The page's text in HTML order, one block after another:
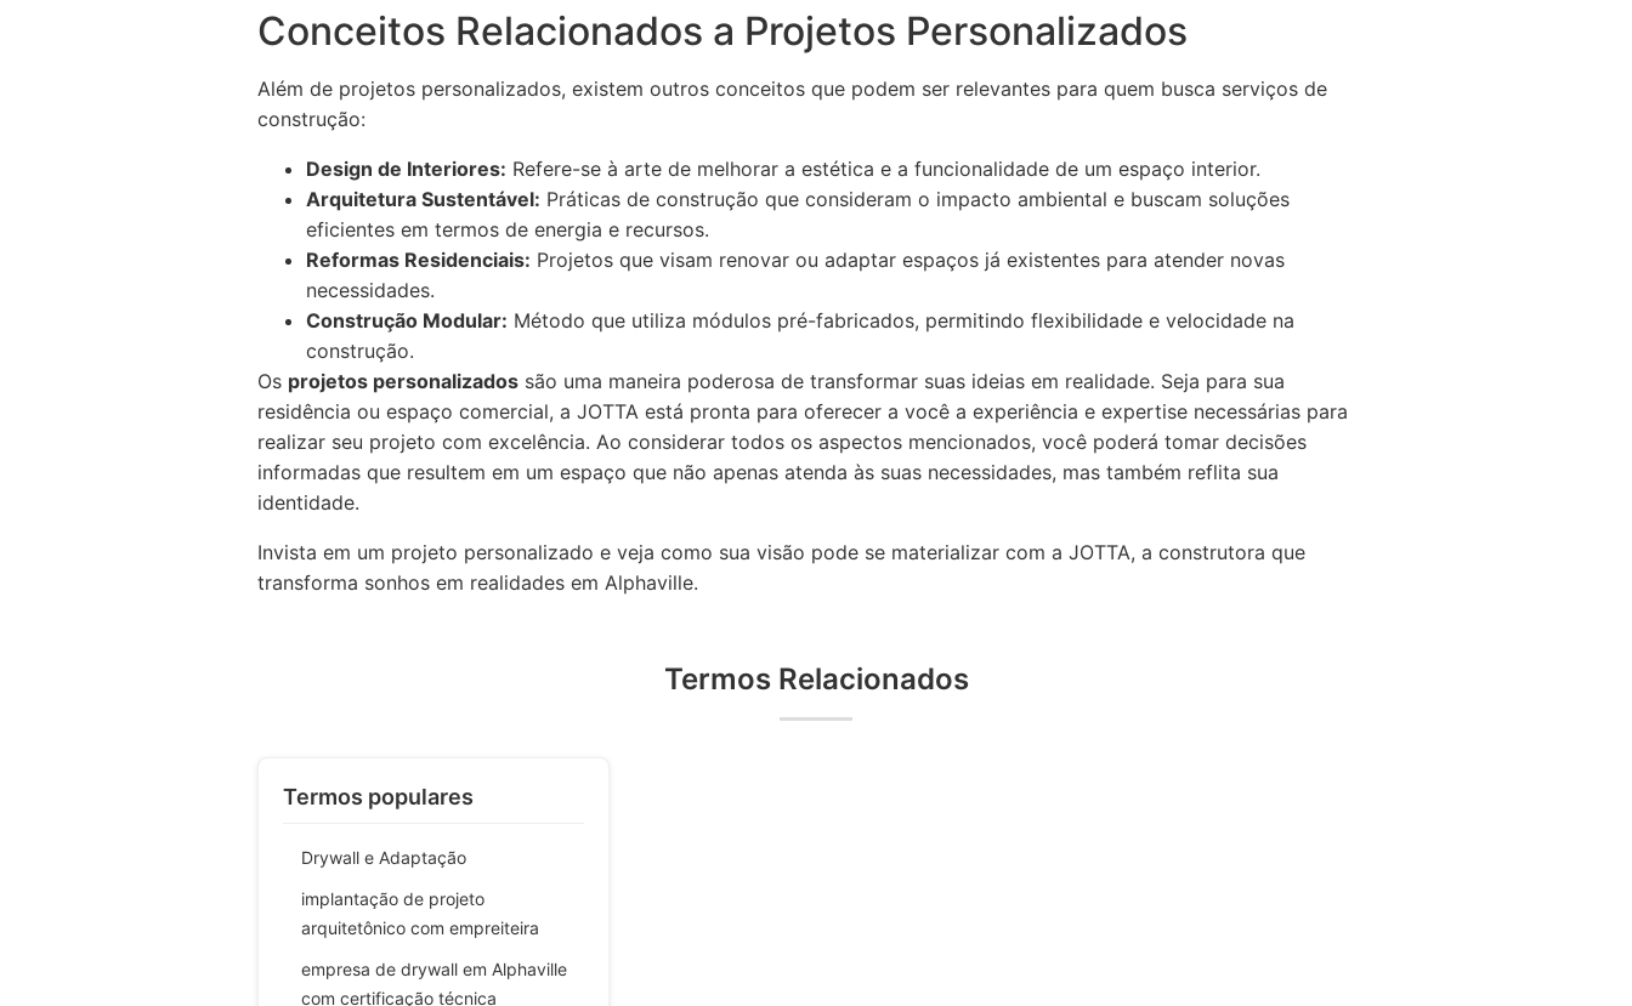
Conceitos Relacionados a Projetos Personalizados
Além de projetos personalizados, existem outros conceitos que podem ser relevantes para quem busca serviços de
construção:
Design de Interiores: Refere-se à arte de melhorar a estética e a funcionalidade de um espaço interior.
Arquitetura Sustentável: Práticas de construção que consideram o impacto ambiental e buscam soluções
eficientes em termos de energia e recursos.
Reformas Residenciais: Projetos que visam renovar ou adaptar espaços já existentes para atender novas
necessidades.
Construção Modular: Método que utiliza módulos pré-fabricados, permitindo flexibilidade e velocidade na
construção.
Os projetos personalizados são uma maneira poderosa de transformar suas ideias em realidade. Seja para sua
residência ou espaço comercial, a JOTTA está pronta para oferecer a você a experiência e expertise necessárias para
realizar seu projeto com excelência. Ao considerar todos os aspectos mencionados, você poderá tomar decisões
informadas que resultem em um espaço que não apenas atenda às suas necessidades, mas também reflita sua
identidade.
Invista em um projeto personalizado e veja como sua visão pode se materializar com a JOTTA, a construtora que
transforma sonhos em realidades em Alphaville.
Termos Relacionados
Termos populares
Drywall e Adaptação
implantação de projeto
arquitetônico com empreiteira
empresa de drywall em Alphaville
com certificação técnica